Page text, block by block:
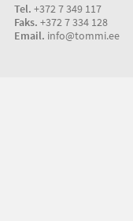
Tel. +372 7 349 117
Faks. +372 7 334 128
Email. info@tommi.ee